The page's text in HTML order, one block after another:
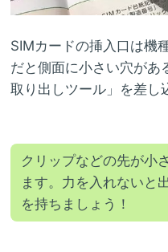
SIMカードの挿入口は機
だと側面に小さい穴があ
取り出しツール」を差し
クリップなどの先が小
ます。力を入れないと
を持ちましょう！